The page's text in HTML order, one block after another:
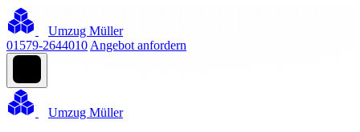
Umzug Müller
01579-2644010 Angebot anfordern
Umzug Müller